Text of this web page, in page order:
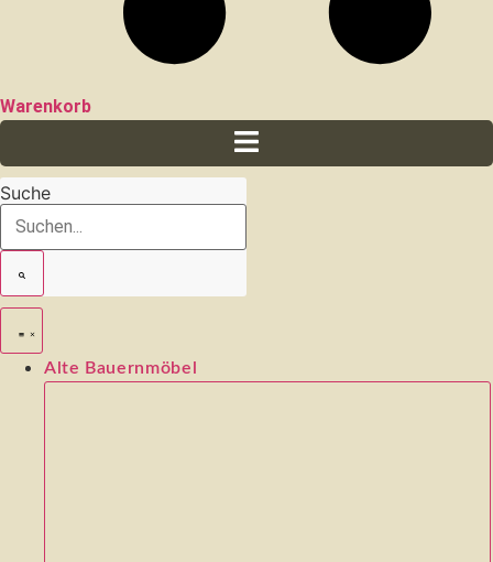
Warenkorb
Suche
Alte Bauernmöbel